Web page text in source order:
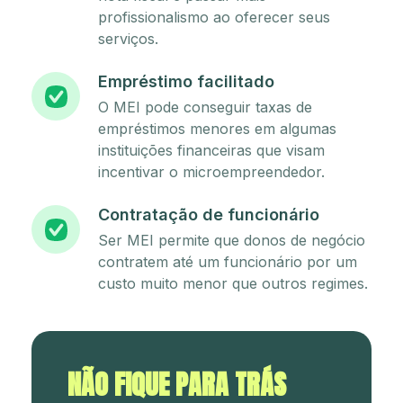
profissionalismo ao oferecer seus
serviços.
Empréstimo facilitado
O MEI pode conseguir taxas de
empréstimos menores em algumas
instituições financeiras que visam
incentivar o microempreendedor.
Contratação de funcionário
Ser MEI permite que donos de negócio
contratem até um funcionário por um
custo muito menor que outros regimes.
NÃO FIQUE PARA TRÁS